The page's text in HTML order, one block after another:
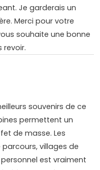
Je garderais un
Merci pour votre
souhaite une bonne
revoir.
souvenirs de ce
permettent un
de masse. Les
villages de
est vraiment